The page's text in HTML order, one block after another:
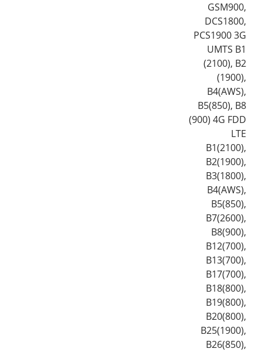
GSM900,
DCS1800,
PCS1900 3G
UMTS B1
(2100), B2
(1900),
B4(AWS),
B5(850), B8
(900) 4G FDD
LTE
B1(2100),
B2(1900),
B3(1800),
B4(AWS),
B5(850),
B7(2600),
B8(900),
B12(700),
B13(700),
B17(700),
B18(800),
B19(800),
B20(800),
B25(1900),
B26(850),